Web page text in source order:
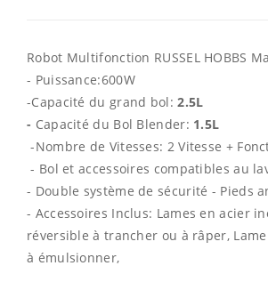
Robot Multifonction RUSSEL HOBBS
- Puissance:600W
-Capacité du grand bol: 2.5L
- Capacité du Bol Blender: 1.5L
-Nombre de Vitesses: 2 Vitesse +
- Bol et accessoires compatibles au
- Double système de sécurité - Pieds
- Accessoires Inclus: Lames en acier
réversible à trancher ou à râper,
à émulsionner,